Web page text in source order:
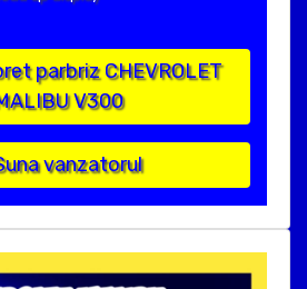
parbriz CHEVROLET
V300
vanzatorul